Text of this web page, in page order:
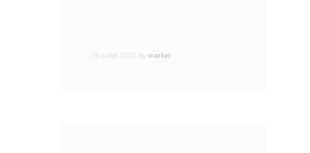
29 juillet 2025 by market